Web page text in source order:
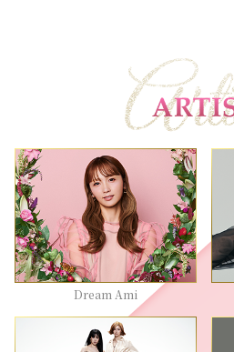
Dream Ami